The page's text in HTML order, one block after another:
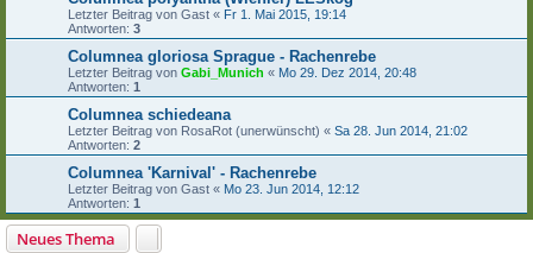
Letzter Beitrag von Gast « Fr 1. Mai 2015, 19:14
Antworten: 3
Columnea gloriosa Sprague - Rachenrebe
Letzter Beitrag von Gabi_Munich « Mo 29. Dez 2014, 20:48
Antworten: 1
Columnea schiedeana
Letzter Beitrag von RosaRot (unerwünscht) « Sa 28. Jun 2014, 21:02
Antworten: 2
Columnea 'Karnival' - Rachenrebe
Letzter Beitrag von Gast « Mo 23. Jun 2014, 12:12
Antworten: 1
Neues Thema